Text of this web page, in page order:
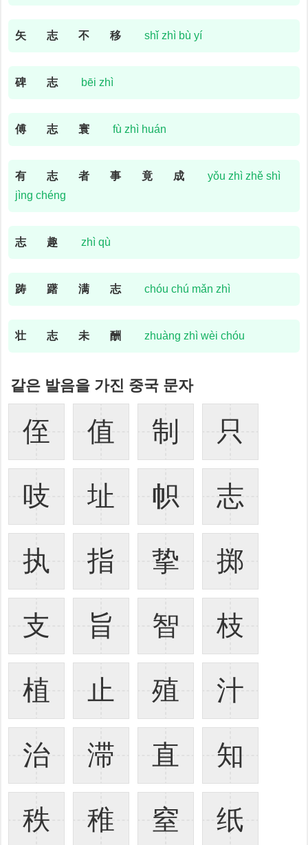
矢 志 不 移 shǐ zhì bù yí
碑 志 bēi zhì
傅 志 寰 fù zhì huán
有 志 者 事 竟 成
yǒu zhì zhě shì
jìng chéng
志 趣 zhì qù
踌 躇 满 志 chóu chú mǎn zhì
壮 志 未 酬 zhuàng zhì wèi chóu
같은 발음을 가진 중국 문자
侄 值 制 只
吱 址 帜 志
执 指 挚 掷
支 旨 智 枝
植 止 殖 汁
治 滞 直 知
秩 稚 窒 纸